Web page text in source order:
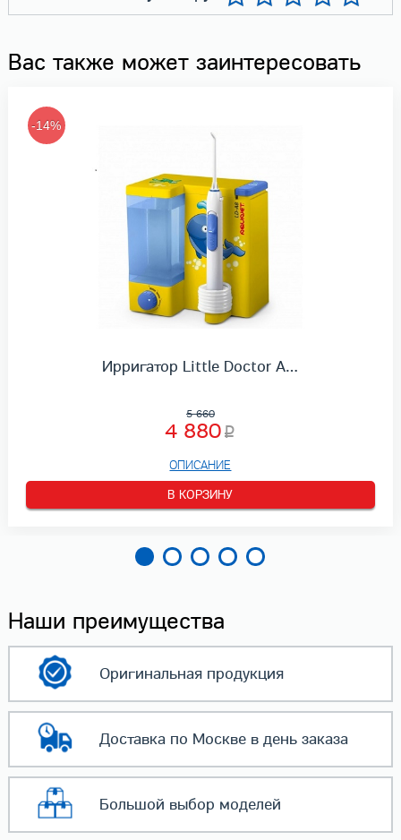
Вас также может заинтересовать
-14%
Ирригатор Little Doctor A…
5 660
4 880
ОПИСАНИЕ
В КОРЗИНУ
Наши преимущества
Оригинальнаяпродукция
Доставка по Москвев день заказа
Большой выбор моделей